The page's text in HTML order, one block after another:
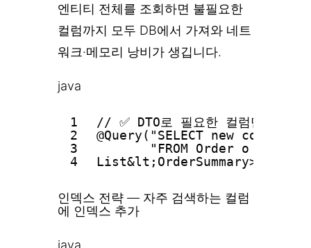
엔티티 전체를 조회하면 불필요한
컬럼까지 모두 DB에서 가져와 네트
워크·메모리 낭비가 생깁니다.
java
1
2
3
4
// ✅ DTO로 필요한 컬럼만 조회
@Query("SELECT new
"FROM Order o JOIN
List&lt;OrderSummary>
인덱스 전략 — 자주 검색하는 컬럼
에 인덱스 추가
java